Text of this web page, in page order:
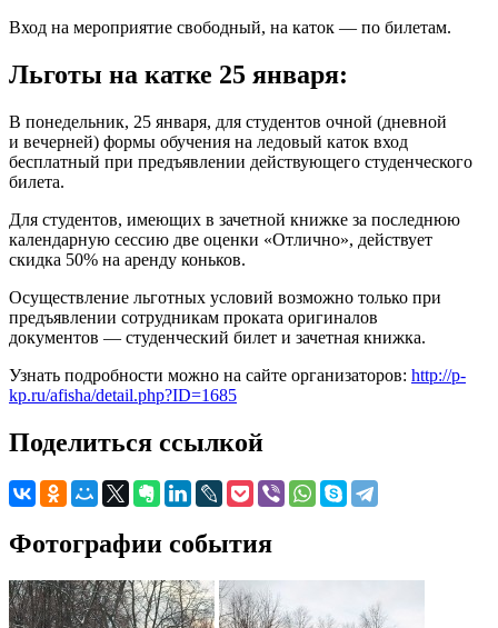
Вход на мероприятие свободный, на каток — по билетам.
Льготы на катке 25 января:
В понедельник, 25 января, для студентов очной (дневной
и вечерней) формы обучения на ледовый каток вход
бесплатный при предъявлении действующего студенческого
билета.
Для студентов, имеющих в зачетной книжке за последнюю
календарную сессию две оценки «Отлично», действует
скидка 50% на аренду коньков.
Осуществление льготных условий возможно только при
предъявлении сотрудникам проката оригиналов
документов — студенческий билет и зачетная книжка.
Узнать подробности можно на сайте организаторов: http://p-
kp.ru/afisha/detail.php?ID=1685
Поделиться ссылкой
Фотографии события